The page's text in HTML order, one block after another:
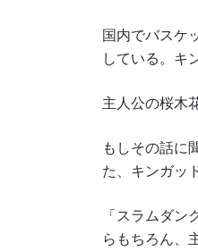
国内でバスケ
している。キ
主人公の桜木
もしその話に
た、キンガッ
「スラムダ
らもちろん、